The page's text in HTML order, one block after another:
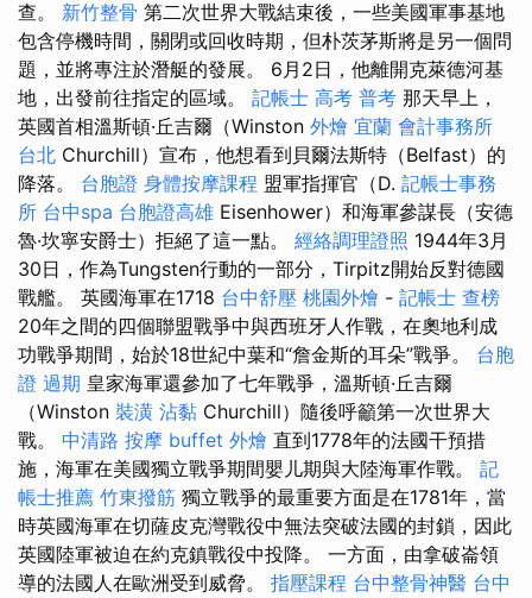
查。 新竹整骨 第二次世界大戰結束後，一些美國軍事基地
包含停機時間，關閉或回收時期，但朴茨茅斯將是另一個問
題，並將專注於潛艇的發展。 6月2日，他離開克萊德河基
地，出發前往指定的區域。 記帳士 高考 普考 那天早上，
英國首相溫斯頓·丘吉爾（Winston 外燴 宜蘭 會計事務所
台北 Churchill）宣布，他想看到貝爾法斯特（Belfast）的
降落。 台胞證 身體按摩課程 盟軍指揮官（D. 記帳士事務
所 台中spa 台胞證高雄 Eisenhower）和海軍參謀長（安德
魯·坎寧安爵士）拒絕了這一點。 經絡調理證照 1944年3月
30日，作為Tungsten行動的一部分，Tirpitz開始反對德國
戰艦。 英國海軍在1718 台中舒壓 桃園外燴 - 記帳士 查榜
20年之間的四個聯盟戰爭中與西班牙人作戰，在奧地利成
功戰爭期間，始於18世紀中葉和“詹金斯的耳朵”戰爭。 台胞
證 過期 皇家海軍還參加了七年戰爭，溫斯頓·丘吉爾
（Winston 裝潢 沾黏 Churchill）隨後呼籲第一次世界大
戰。 中清路 按摩 buffet 外燴 直到1778年的法國干預措
施，海軍在美國獨立戰爭期間嬰儿期與大陸海軍作戰。 記
帳士推薦 竹東撥筋 獨立戰爭的最重要方面是在1781年，當
時英國海軍在切薩皮克灣戰役中無法突破法國的封鎖，因此
英國陸軍被迫在約克鎮戰役中投降。 一方面，由拿破崙領
導的法國人在歐洲受到威脅。 指壓課程 台中整骨神醫 台中